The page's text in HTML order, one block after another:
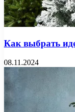
Как выбрать
08.11.2024